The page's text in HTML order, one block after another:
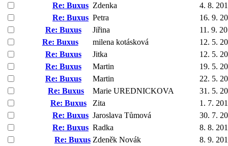
Re: Buxus Zdenka
4. 8.
Re: Buxus Petra
16. 9.
Re: Buxus
Jiřina
11. 9.
Re: Buxus
milena kotásková
12. 5.
Re: Buxus
Jitka
12. 5.
Re: Buxus
Martin
19. 5.
Re: Buxus
Martin
22. 5.
Re: Buxus
Marie UREDNICKOVA
31. 5.
Re: Buxus
Zita
1. 7.
Re: Buxus Jaroslava Tůmová
30. 7.
Re: Buxus Radka
8. 8.
Re: Buxus Zdeněk Novák
8. 9.